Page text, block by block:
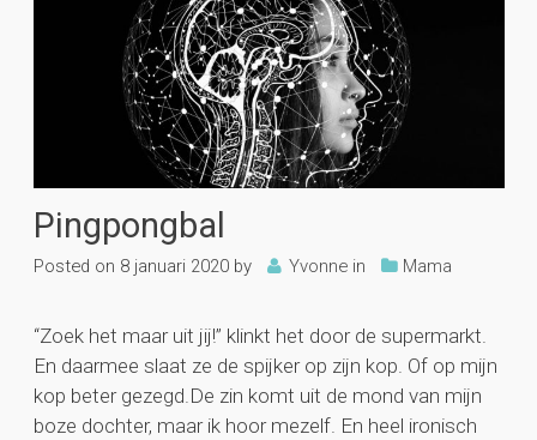
Pingpongbal
Posted on 8 januari 2020 by Yvonne in Mama
“Zoek het maar uit jij!” klinkt het door de supermarkt.
En daarmee slaat ze de spijker op zijn kop. Of op mijn
kop beter gezegd.De zin komt uit de mond van mijn
boze dochter, maar ik hoor mezelf. En heel ironisch